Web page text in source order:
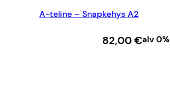
A-teline – Snapkehys A2
82,00€alv 0%